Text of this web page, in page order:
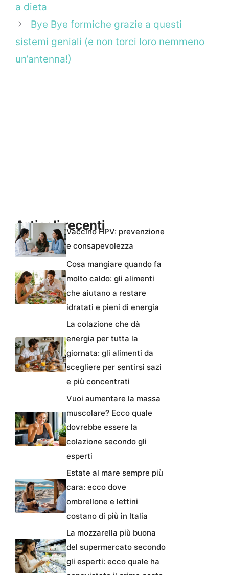
a dieta
Bye Bye formiche grazie a questi
sistemi geniali (e non torci loro nemmeno
un’antenna!)
Articoli recentiVaccino HPV: prevenzione
e consapevolezza
Cosa mangiare quando fa
molto caldo: gli alimenti
che aiutano a restare
idratati e pieni di energia
La colazione che dà
energia per tutta la
giornata: gli alimenti da
scegliere per sentirsi sazi
e più concentrati
Vuoi aumentare la massa
muscolare? Ecco quale
dovrebbe essere la
colazione secondo gli
esperti
Estate al mare sempre più
cara: ecco dove
ombrellone e lettini
costano di più in Italia
La mozzarella più buona
del supermercato secondo
gli esperti: ecco quale ha